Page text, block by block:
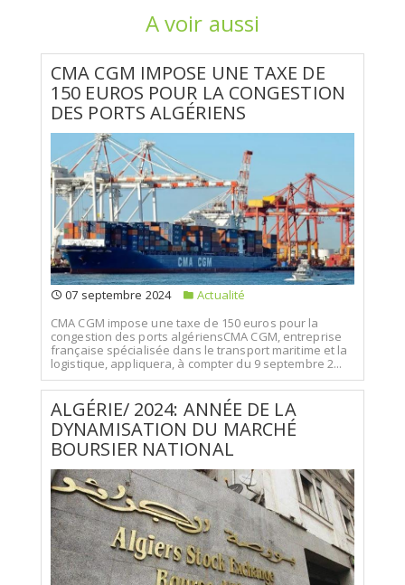
A voir aussi
CMA CGM IMPOSE UNE TAXE DE
150 EUROS POUR LA CONGESTION
DES PORTS ALGÉRIENS
07 septembre 2024
Actualité
CMA CGM impose une taxe de 150 euros pour la
congestion des ports algériensCMA CGM, entreprise
française spécialisée dans le transport maritime et la
logistique, appliquera, à compter du 9 septembre 2...
ALGÉRIE/ 2024: ANNÉE DE LA
DYNAMISATION DU MARCHÉ
BOURSIER NATIONAL